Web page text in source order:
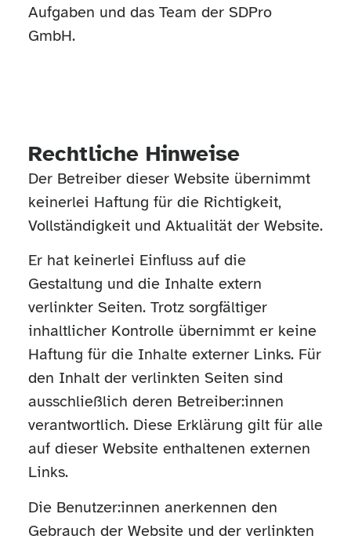
Aufgaben und das Team der SDPro
GmbH.
Rechtliche Hinweise
Der Betreiber dieser Website übernimmt
keinerlei Haftung für die Richtigkeit,
Vollständigkeit und Aktualität der Website.
Er hat keinerlei Einfluss auf die
Gestaltung und die Inhalte extern
verlinkter Seiten. Trotz sorgfältiger
inhaltlicher Kontrolle übernimmt er keine
Haftung für die Inhalte externer Links. Für
den Inhalt der verlinkten Seiten sind
ausschließlich deren Betreiber:innen
verantwortlich. Diese Erklärung gilt für alle
auf dieser Website enthaltenen externen
Links.
Die Benutzer:innen anerkennen den
Gebrauch der Website und der verlinkten